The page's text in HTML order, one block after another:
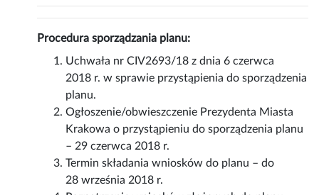
Procedura sporządzania planu:
Uchwała nr CIV2693/18 z dnia 6 czerwca
2018 r. w sprawie przystąpienia do sporządzenia
planu.
Ogłoszenie/obwieszczenie Prezydenta Miasta
Krakowa o przystąpieniu do sporządzenia planu
– 29 czerwca 2018 r.
Termin składania wniosków do planu – do
28 września 2018 r.